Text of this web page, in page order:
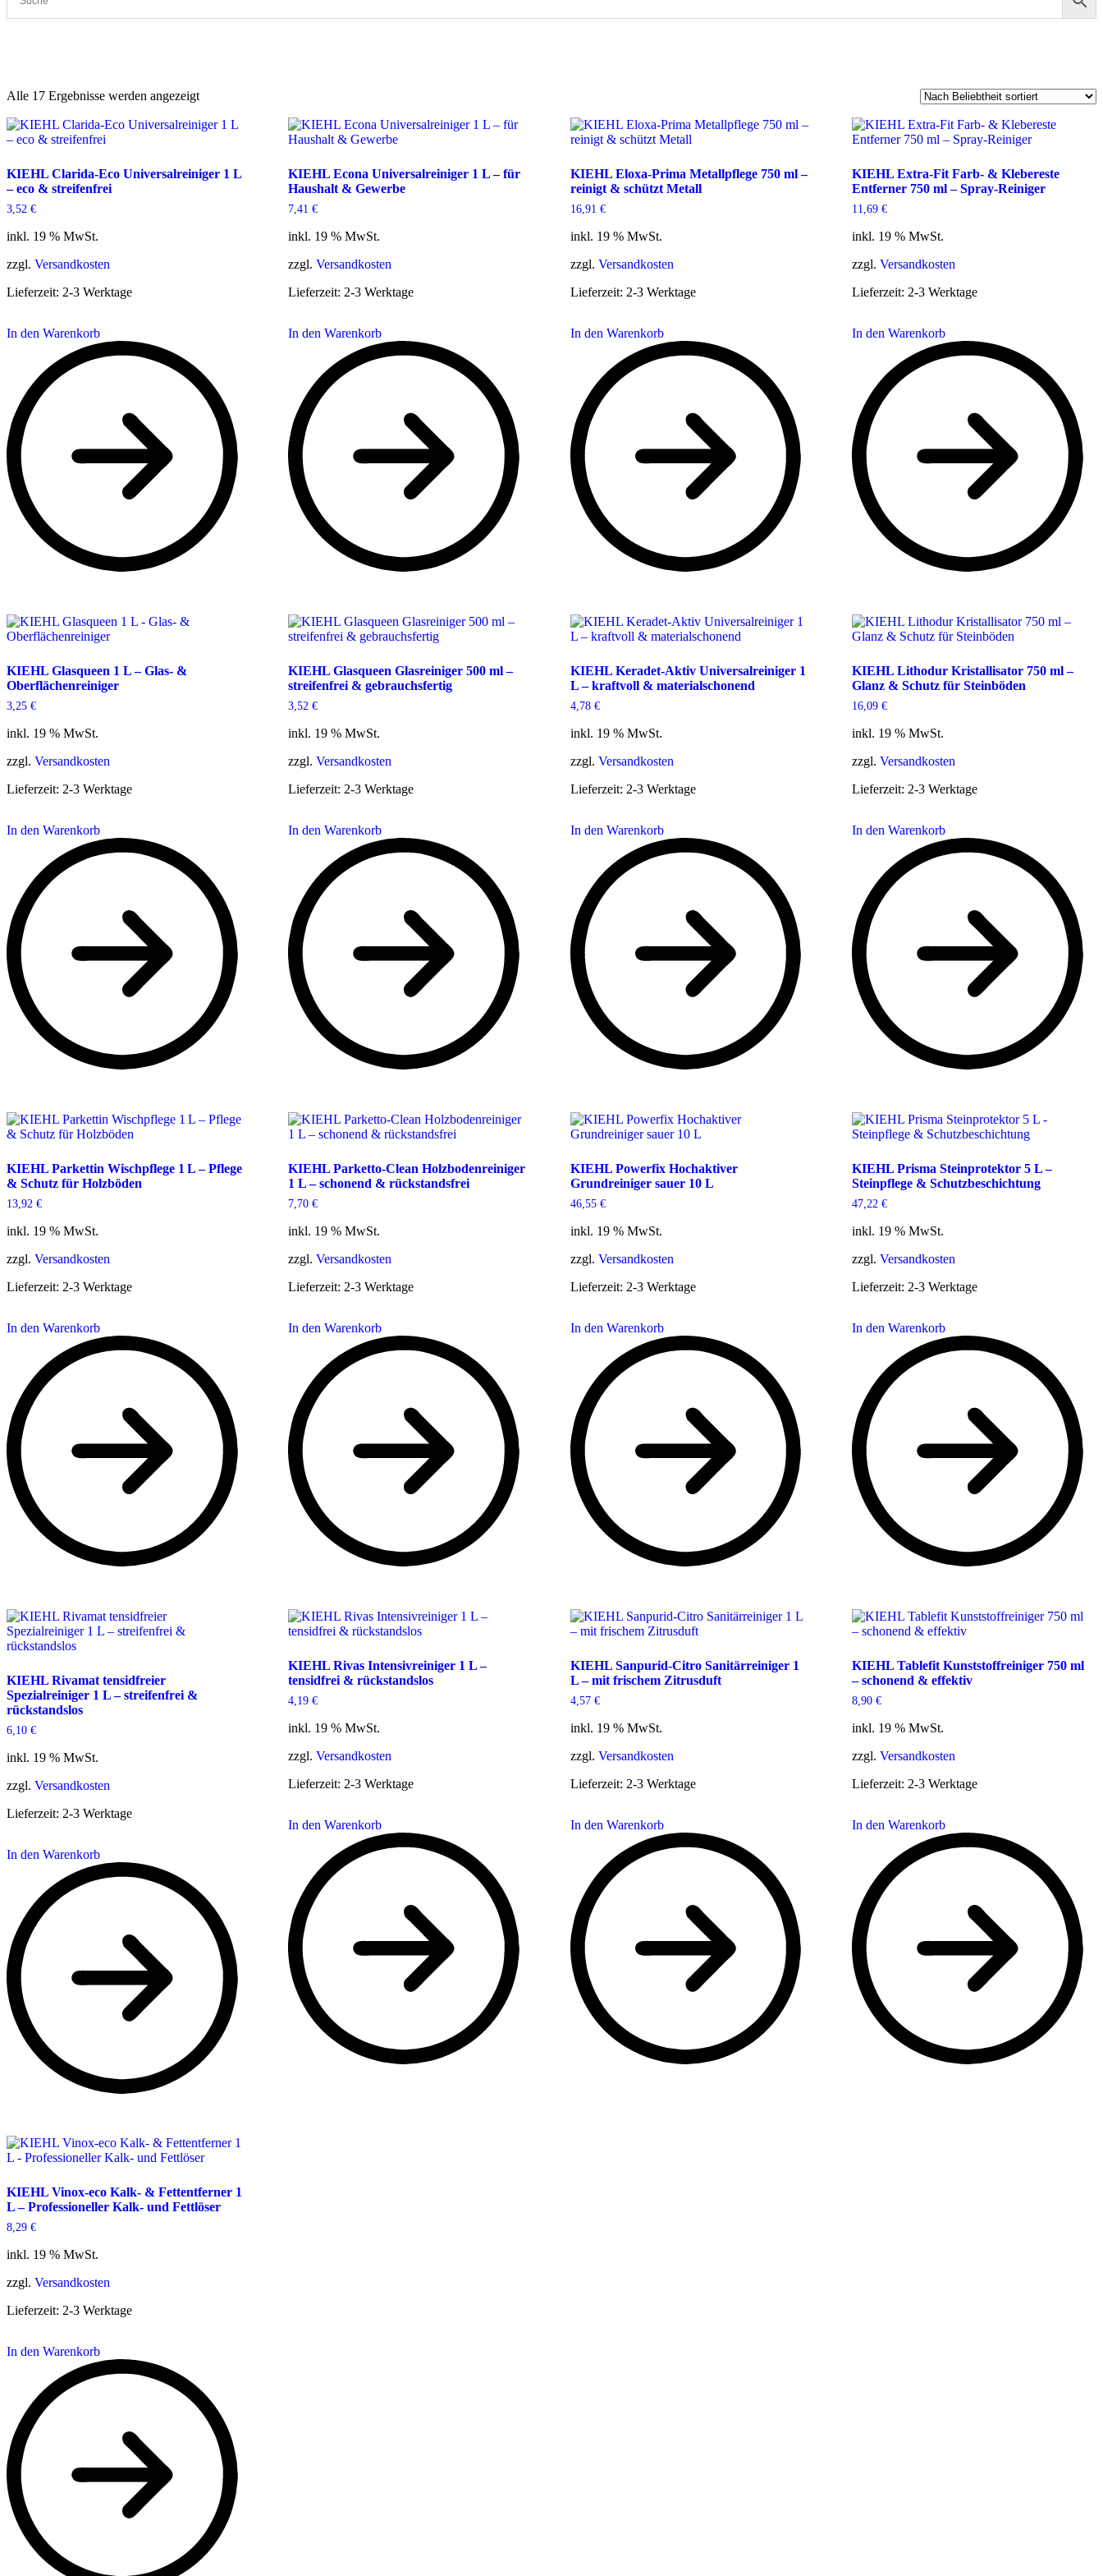
Alle 17 Ergebnisse werden angezeigt
KIEHL Clarida-Eco Universalreiniger 1 L
– eco & streifenfrei
3,52 €
inkl. 19 % MwSt.
zzgl. Versandkosten
Lieferzeit: 2-3 Werktage
In den Warenkorb
KIEHL Econa Universalreiniger 1 L – für
Haushalt & Gewerbe
7,41€
inkl. 19 % MwSt.
zzgl.Versandkosten
Lieferzeit: 2-3 Werktage
In den Warenkorb
KIEHL Eloxa-Prima Metallpflege 750 ml –
reinigt & schützt Metall
16,91 €
inkl. 19 % MwSt.
zzgl. Versandkosten
Lieferzeit: 2-3 Werktage
In den Warenkorb
KIEHL Extra-Fit Farb- & Klebereste
Entferner 750 ml – Spray-Reiniger
11,69 €
inkl. 19 % MwSt.
zzgl. Versandkosten
Lieferzeit: 2-3 Werktage
In den Warenkorb
KIEHL Glasqueen 1 L – Glas- &
Oberflächenreiniger
3,25 €
inkl. 19 % MwSt.
zzgl. Versandkosten
Lieferzeit: 2-3 Werktage
In den Warenkorb
KIEHL Glasqueen Glasreiniger 500 ml –
streifenfrei & gebrauchsfertig
3,52€
inkl. 19 % MwSt.
zzgl.Versandkosten
Lieferzeit: 2-3 Werktage
In den Warenkorb
KIEHL Keradet-Aktiv Universalreiniger 1
L – kraftvoll & materialschonend
4,78 €
inkl. 19 % MwSt.
zzgl. Versandkosten
Lieferzeit: 2-3 Werktage
In den Warenkorb
KIEHL Lithodur Kristallisator 750 ml –
Glanz & Schutz für Steinböden
16,09 €
inkl. 19 % MwSt.
zzgl. Versandkosten
Lieferzeit: 2-3 Werktage
In den Warenkorb
KIEHL Parkettin Wischpflege 1 L – Pflege
& Schutz für Holzböden
13,92 €
inkl. 19 % MwSt.
zzgl. Versandkosten
Lieferzeit: 2-3 Werktage
In den Warenkorb
KIEHL Parketto-Clean Holzbodenreiniger
1 L – schonend & rückstandsfrei
7,70€
inkl. 19 % MwSt.
zzgl.Versandkosten
Lieferzeit: 2-3 Werktage
In den Warenkorb
KIEHL Powerfix Hochaktiver
Grundreiniger sauer 10 L
46,55 €
inkl. 19 % MwSt.
zzgl. Versandkosten
Lieferzeit: 2-3 Werktage
In den Warenkorb
KIEHL Prisma Steinprotektor 5 L –
Steinpflege & Schutzbeschichtung
47,22 €
inkl. 19 % MwSt.
zzgl. Versandkosten
Lieferzeit: 2-3 Werktage
In den Warenkorb
KIEHL Rivamat tensidfreier
Spezialreiniger 1 L – streifenfrei &
rückstandslos
6,10 €
inkl. 19 % MwSt.
zzgl. Versandkosten
Lieferzeit: 2-3 Werktage
In den Warenkorb
KIEHL Rivas Intensivreiniger 1 L –
tensidfrei & rückstandslos
4,19€
inkl. 19 % MwSt.
zzgl.Versandkosten
Lieferzeit: 2-3 Werktage
In den Warenkorb
KIEHL Sanpurid-Citro Sanitärreiniger 1
L – mit frischem Zitrusduft
4,57 €
inkl. 19 % MwSt.
zzgl. Versandkosten
Lieferzeit: 2-3 Werktage
In den Warenkorb
KIEHL Tablefit Kunststoffreiniger 750 ml
– schonend & effektiv
8,90 €
inkl. 19 % MwSt.
zzgl. Versandkosten
Lieferzeit: 2-3 Werktage
In den Warenkorb
KIEHL Vinox-eco Kalk- & Fettentferner 1
L – Professioneller Kalk- und Fettlöser
8,29 €
inkl. 19 % MwSt.
zzgl. Versandkosten
Lieferzeit: 2-3 Werktage
In den Warenkorb